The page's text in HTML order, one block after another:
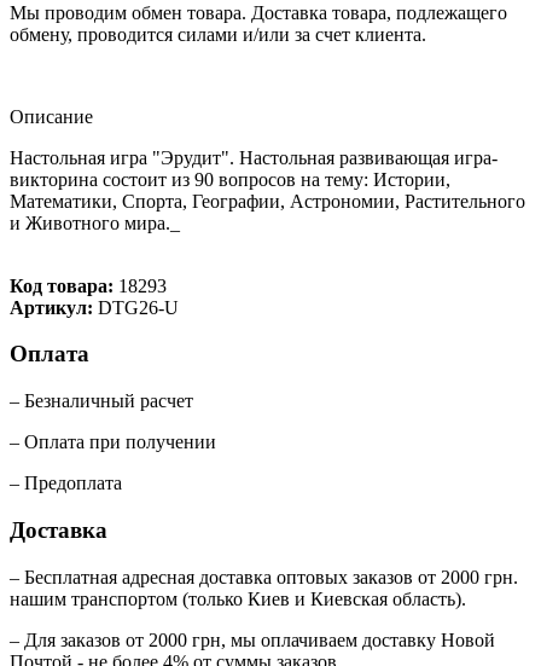
Мы проводим обмен товара. Доставка товара, подлежащего
обмену, проводится силами и/или за счет клиента.
Описание
Настольная игра "Эрудит". Настольная развивающая игра-
викторина состоит из 90 вопросов на тему: Истории,
Математики, Спорта, Географии, Астрономии, Растительного
и Животного мира._
Код товара: 18293
Артикул: DTG26-U
Оплата
– Безналичный расчет
– Оплата при получении
– Предоплата
Доставка
– Бесплатная адресная доставка оптовых заказов от 2000 грн.
нашим транспортом (только Киев и Киевская область).
– Для заказов от 2000 грн, мы оплачиваем доставку Новой
Почтой - не более 4% от суммы заказов.